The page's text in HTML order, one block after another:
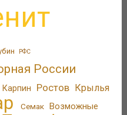
РФС
России
Карпин Ростов
Крылья
Семак Возможные